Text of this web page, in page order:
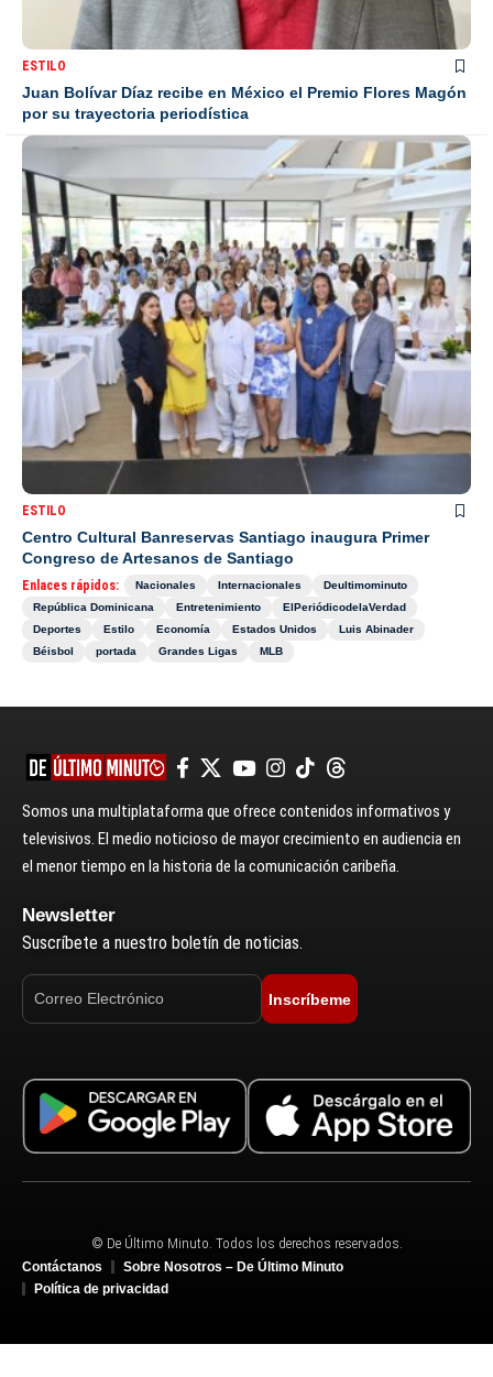
ESTILO
Juan Bolívar Díaz recibe en México el Premio Flores Magón
por su trayectoria periodística
ESTILO
Centro Cultural Banreservas Santiago inaugura Primer
Congreso de Artesanos de Santiago
Enlaces rápidos: Nacionales Internacionales
Deultimominuto
República Dominicana
Entretenimiento
ElPeriódicodelaVerdad
Deportes
Estilo Economía Estados Unidos
Luis Abinader
Béisbol
portada Grandes Ligas MLB
Somos una multiplataforma que ofrece contenidos informativos y
televisivos. El medio noticioso de mayor crecimiento en audiencia en
el menor tiempo en la historia de la comunicación caribeña.
Newsletter
Suscríbete a nuestro boletín de noticias.
Inscríbeme
© De Último Minuto. Todos los derechos reservados.
Contáctanos
Sobre Nosotros – De Último Minuto
Política de privacidad